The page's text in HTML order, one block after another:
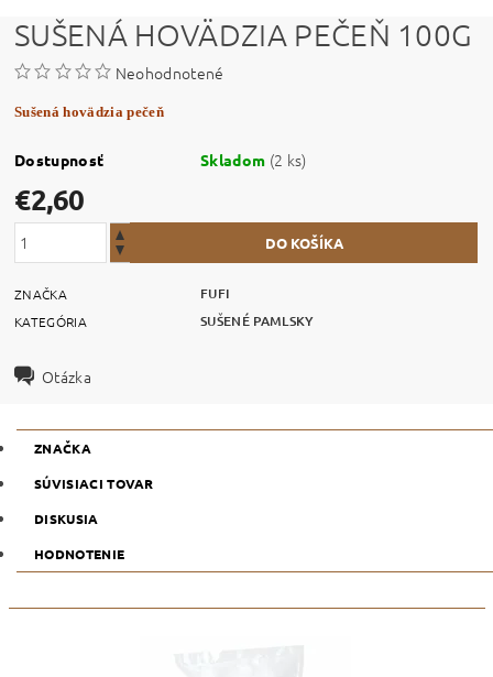
SUŠENÁ HOVÄDZIA PEČEŇ 100G
Neohodnotené
Sušená hovädzia pečeň
Dostupnosť Skladom (2 ks)
€2,60
ZNAČKA FUFI
KATEGÓRIA SUŠENÉ PAMLSKY
Otázka
ZNAČKA
SÚVISIACI TOVAR
DISKUSIA
HODNOTENIE